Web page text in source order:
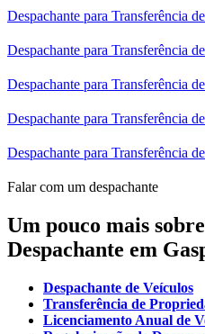
Despachante para Transferência
Despachante para Transferência
Despachante para Transferência
Despachante para Transferência
Despachante para Transferência
Falar com um despachante
Um pouco mais
Despachante em
Despachante de Veículos
Transferência de
Licenciamento Anual de